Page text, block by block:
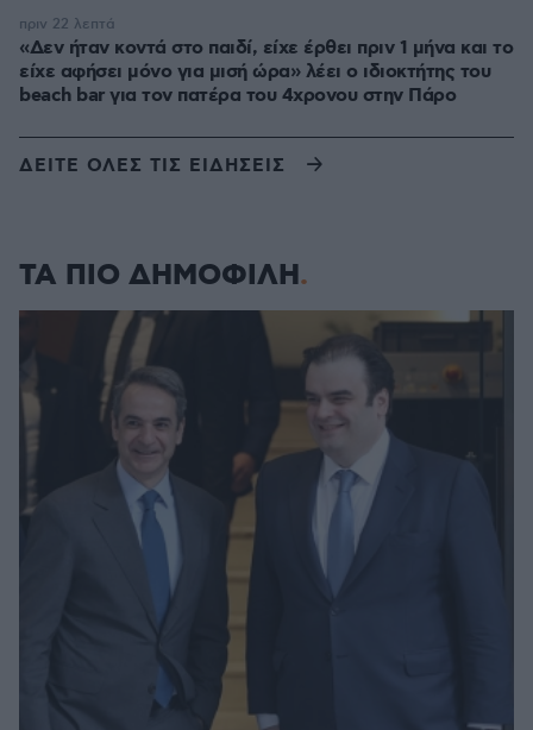
«Δεν ήταν κοντά στο παιδί, είχε έρθει πριν 1 μήνα και το
είχε αφήσει μόνο για μισή ώρα» λέει ο ιδιοκτήτης του
beach bar για τον πατέρα του 4χρονου στην Πάρο
πριν 22 λεπτά
ΔΕΙΤΕ ΟΛΕΣ ΤΙΣ ΕΙΔΗΣΕΙΣ
ΤΑ ΠΙΟ ΔΗΜΟΦΙΛΗ